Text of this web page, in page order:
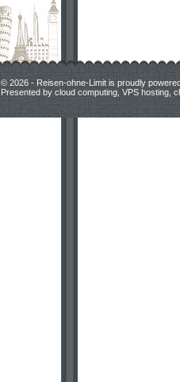
© 2026 - Reisen-ohne-Limit is proudly
Presented by cloud computing VPS hosting